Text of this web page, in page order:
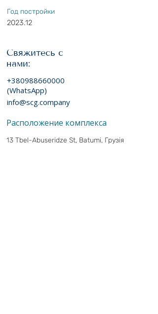
Год постройки
2023.12
Свяжитесь с
нами:
+380988660000
(WhatsApp)
info@scg.company
Расположение комплекса
13 Tbel-Abuseridze St, Batumi, Грузія